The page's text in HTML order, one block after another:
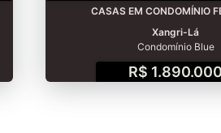
CASAS EM CONDOMÍNIO
Xangri-Lá
Condomínio Blue
R$ 1.890.000